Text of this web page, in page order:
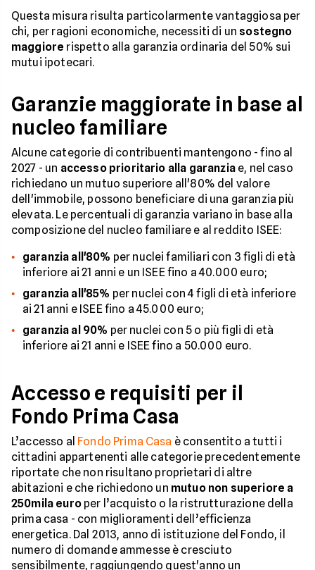
Questa misura risulta particolarmente vantaggiosa per
chi, per ragioni economiche, necessiti di un sostegno
maggiore rispetto alla garanzia ordinaria del 50% sui
mutui ipotecari.
Garanzie maggiorate in base al
nucleo familiare
Alcune categorie di contribuenti mantengono - fino al
2027 - un accesso prioritario alla garanziae, nel caso
richiedano un mutuo superiore all'80% del valore
dell'immobile, possono beneficiare di una garanzia più
elevata. Le percentuali di garanzia variano in base alla
composizione del nucleo familiare e al reddito ISEE:
garanzia all'80% per nuclei familiari con 3 figli di età
inferiore ai 21 anni e un ISEE fino a 40.000 euro;
garanzia all'85% per nuclei con 4 figli di età inferiore
ai 21 anni e ISEE fino a 45.000 euro;
garanzia al 90% per nuclei con 5 o più figli di età
inferiore ai 21 anni e ISEE fino a 50.000 euro.
Accesso e requisiti per il
Fondo Prima Casa
L’accesso al Fondo Prima Casa è consentito a tutti i
cittadini appartenenti alle categorie precedentemente
riportate che non risultano proprietari di altre
abitazioni e che richiedono un mutuo non superiore a
250mila europer l’acquisto o la ristrutturazione della
prima casa - con miglioramenti dell’efficienza
energetica. Dal 2013, anno di istituzione del Fondo, il
numero di domande ammesse è cresciuto
sensibilmente, raggiungendo quest'anno un